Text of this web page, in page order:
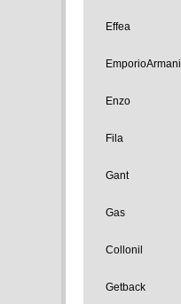
Effea
EmporioArmani
Enzo
Fila
Gant
Gas
Collonil
Getback